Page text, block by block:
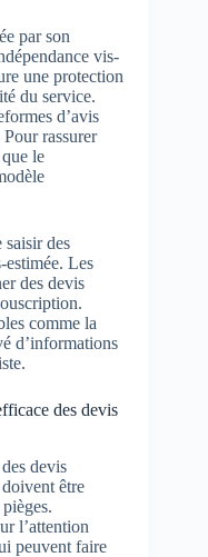
par son
vis-
une protection
du service.
d’avis
rassurer
le
saisir des
estimée. Les
des devis
comme la
d’informations
des devis
devis
doivent être
l’attention
peuvent faire